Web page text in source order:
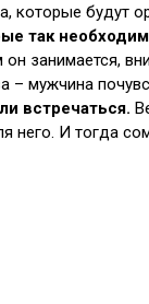
которые будут
так
занимается,
– мужчина
встречаться.
него. И тогда